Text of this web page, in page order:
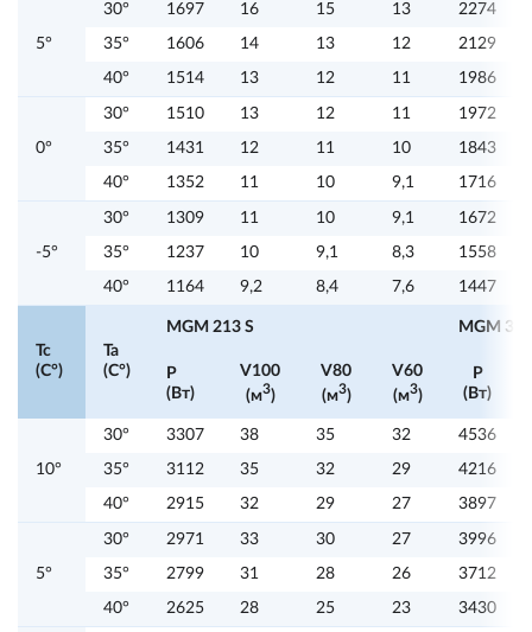
5°
30° 1697 16 15 13 2274
35° 1606 14 13 12 2129
40° 1514 13 12 11 1986
0°
30° 1510 13 12 11 1972
35° 1431 12 11 10 1843
40° 1352 11 10 9,1 1716
-5°
30° 1309 11 10 9,1 1672
35° 1237 10 9,1 8,3 1558
40° 1164 9,2 8,4 7,6 1447
Tc
(C°)
Ta
(C°)
MGM 213 S MGM
P
(Вт)
V100
(м3)
V80
(м3)
V60
(м3)
P
(Вт)
10°
30° 3307 38 35 32 4536
35° 3112 35 32 29 4216
40° 2915 32 29 27 3897
5°
30° 2971 33 30 27 3996
35° 2799 31 28 26 3712
40° 2625 28 25 23 3430